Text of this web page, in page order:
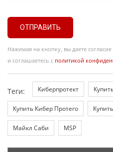
ОТПРАВИТЬ
Нажимая на кнопку, вы даете
и соглашаетесь с политикой
Теги: Киберпротект
Купить Кибер Протего
Майкл Саби MSP